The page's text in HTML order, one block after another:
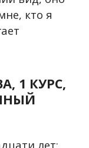
кто я
1 КУРС,
лет: